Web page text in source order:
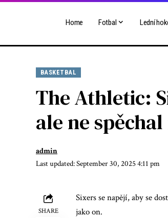
Home Fotbal Lední
BASKETBAL
The Athletic:
ale ne
Last updated: September 30, 2025 4:11 pm
admin
SHARE
Sixers se napějí, aby se
jako on.